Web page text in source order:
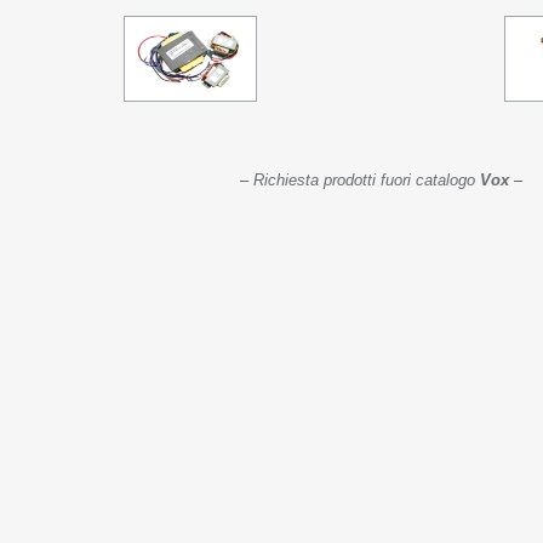
– Richiesta prodotti fuori catalogo Vox–